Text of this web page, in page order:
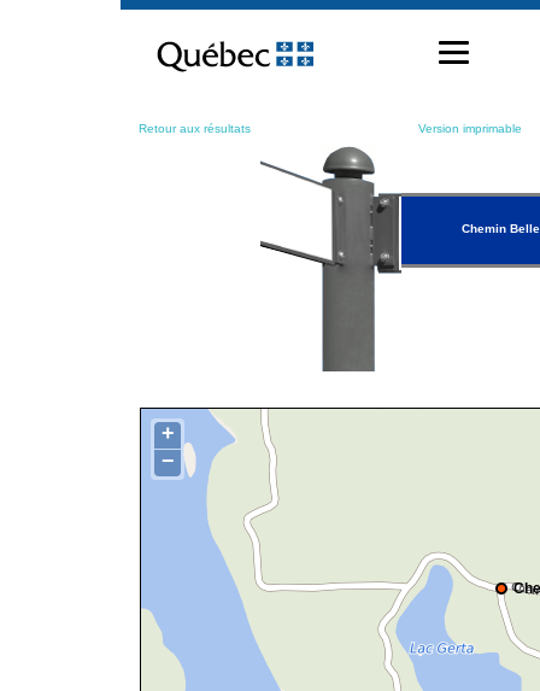
contenu
Retour aux résultats Version imprimable
Chemin
+
−